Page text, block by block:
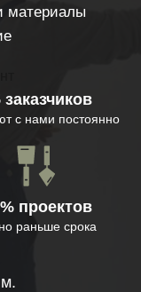
материалы
заказчиков
с нами постоянно
проектов
раньше срока